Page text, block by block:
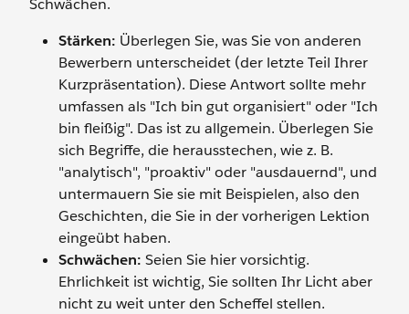
Schwächen.
Stärken: Überlegen Sie, was Sie von anderen
Bewerbern unterscheidet (der letzte Teil Ihrer
Kurzpräsentation). Diese Antwort sollte mehr
umfassen als "Ich bin gut organisiert" oder "Ich
bin fleißig". Das ist zu allgemein. Überlegen Sie
sich Begriffe, die herausstechen, wie z. B.
"analytisch", "proaktiv" oder "ausdauernd", und
untermauern Sie sie mit Beispielen, also den
Geschichten, die Sie in der vorherigen Lektion
eingeübt haben.
Schwächen: Seien Sie hier vorsichtig.
Ehrlichkeit ist wichtig, Sie sollten Ihr Licht aber
nicht zu weit unter den Scheffel stellen.